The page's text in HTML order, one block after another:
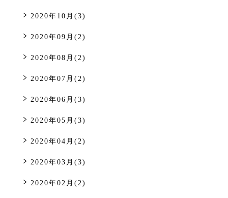
2020年10月(3)
2020年09月(2)
2020年08月(2)
2020年07月(2)
2020年06月(3)
2020年05月(3)
2020年04月(2)
2020年03月(3)
2020年02月(2)